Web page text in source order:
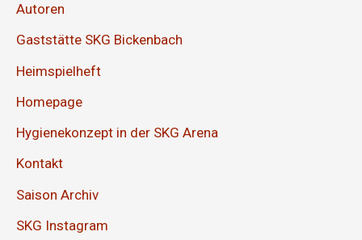
Autoren
Gaststätte SKG Bickenbach
Heimspielheft
Homepage
Hygienekonzept in der SKG Arena
Kontakt
Saison Archiv
SKG Instagram